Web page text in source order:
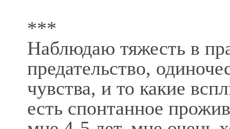
***
Наблюдаю тяжесть в
предательство,
чувства, и то какие
есть спонтанное